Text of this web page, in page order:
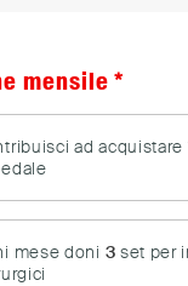
mensile
mese doni 3 set per
ad acquistare